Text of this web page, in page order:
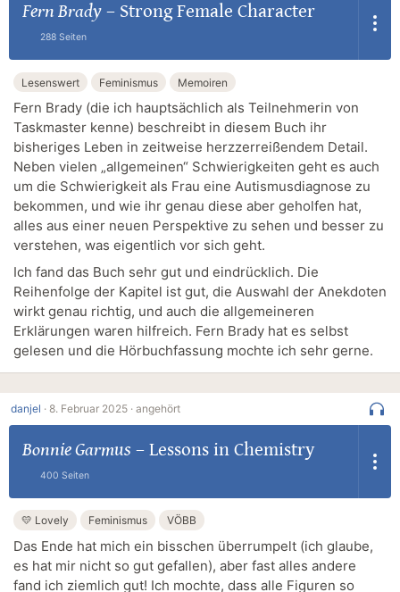
Fern Brady– Strong Female Character
288 Seiten
Lesenswert Feminismus Memoiren
Fern Brady (die ich hauptsächlich als Teilnehmerin von
Taskmaster kenne) beschreibt in diesem Buch ihr
bisheriges Leben in zeitweise herzzerreißendem Detail.
Neben vielen „allgemeinen“ Schwierigkeiten geht es auch
um die Schwierigkeit als Frau eine Autismusdiagnose zu
bekommen, und wie ihr genau diese aber geholfen hat,
alles aus einer neuen Perspektive zu sehen und besser zu
verstehen, was eigentlich vor sich geht.
Ich fand das Buch sehr gut und eindrücklich. Die
Reihenfolge der Kapitel ist gut, die Auswahl der Anekdoten
wirkt genau richtig, und auch die allgemeineren
Erklärungen waren hilfreich. Fern Brady hat es selbst
gelesen und die Hörbuchfassung mochte ich sehr gerne.
danjel · 8. Februar 2025 · angehört
Bonnie Garmus – Lessons in Chemistry
400 Seiten
💛 Lovely Feminismus VÖBB
Das Ende hat mich ein bisschen überrumpelt (ich glaube,
es hat mir nicht so gut gefallen), aber fast alles andere
fand ich ziemlich gut! Ich mochte, dass alle Figuren so